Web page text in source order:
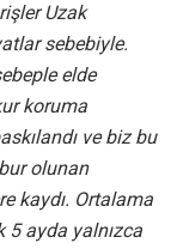
Uzak
sebebiyle.
elde
koruma
ve biz bu
olunan
kaydı. Ortalama
5 ayda yalnızca